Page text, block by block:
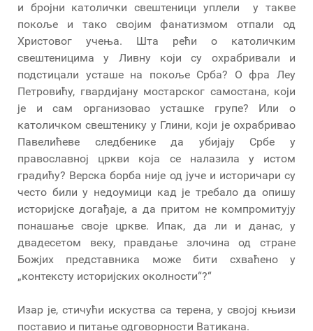
и бројни католички свештеници уплели у такве
покоље и тако својим фанатизмом отпали од
Христовог учења. Шта рећи о католичким
свештеницима у Ливну који су охрабривали и
подстицали усташе на покоље Срба? О фра Леу
Петровићу, гвардијану мостарског самостана, који
је и сам организовао усташке групе? Или о
католичком свештенику у Глини, који је охрабривао
Павелићеве следбенике да убијају Србе у
православној цркви која се налазила у истом
градићу? Верска борба није од јуче и историчари су
често били у недоумици кад је требало да опишу
историјске догађаје, а да притом не компромитују
понашање своје цркве. Ипак, да ли и данас, у
двадесетом веку, правдање злочина од стране
Божјих представника може бити схваћено у
„контексту историјских околности“?“
Изар је, стичући искуства са терена, у својој књизи
поставио и питање одговорности Ватикана.